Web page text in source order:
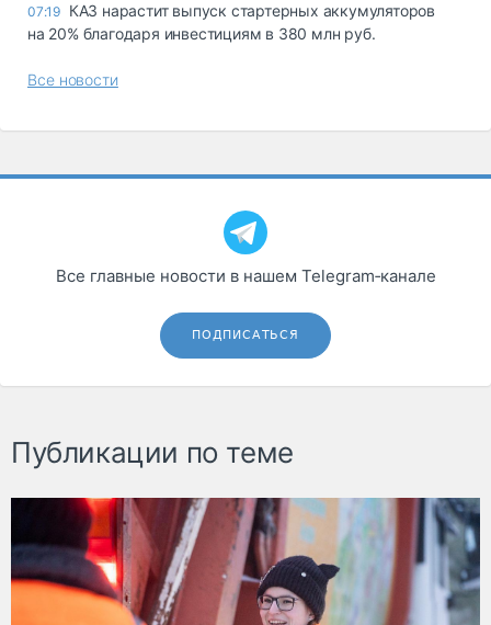
07:19 КАЗ нарастит выпуск стартерных аккумуляторов
на 20% благодаря инвестициям в 380 млн руб.
Все новости
Все главные новости в нашем Telegram‑канале
ПОДПИСАТЬСЯ
Публикации по теме